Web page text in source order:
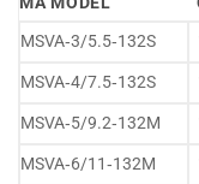
MSVA‑3/5.5‑132S
MSVA‑4/7.5‑132S
MSVA‑5/9.2‑132M
MSVA‑6/11‑132M